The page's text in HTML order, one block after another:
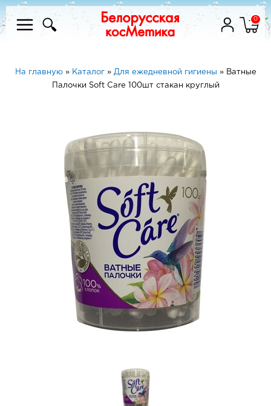
0
На главную» Каталог» Для ежедневной гигиены » Ватные
Палочки Soft Care 100шт стакан круглый